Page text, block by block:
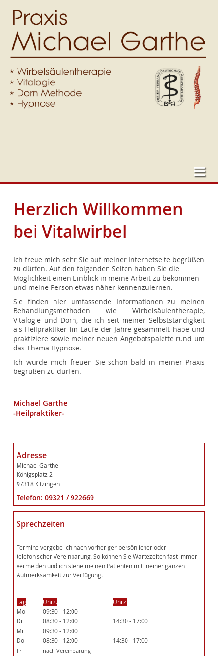
Herzlich Willkommen
bei Vitalwirbel
Ich freue mich sehr Sie auf meiner Internetseite begrüßen
zu dürfen. Auf den folgenden Seiten haben Sie die
Möglichkeit einen Einblick in meine Arbeit zu bekommen
und meine Person etwas näher kennenzulernen.
Sie finden hier umfassende Informationen zu meinen
Behandlungsmethoden wie Wirbelsäulentherapie,
Vitalogie und Dorn, die ich seit meiner Selbstständigkeit
als Heilpraktiker im Laufe der Jahre gesammelt habe und
praktiziere sowie meiner neuen Angebotspalette rund um
das Thema Hypnose.
Ich würde mich freuen Sie schon bald in meiner Praxis
begrüßen zu dürfen.
Michael Garthe
-Heilpraktiker-
Adresse
Michael Garthe
Königsplatz 2
97318 Kitzingen
Telefon: 09321 / 922669
Sprechzeiten
Termine vergebe ich nach vorheriger persönlicher oder
telefonischer Vereinbarung. So können Sie Wartezeiten fast immer
vermeiden und ich stehe meinen Patienten mit meiner ganzen
Aufmerksamkeit zur Verfügung.
Tag Uhrz.
Uhrz.
Mo
09:30 - 12:00
Di
08:30 - 12:00
14:30 - 17:00
Mi
09:30 - 12:00
Do
08:30 - 12:00
14:30 - 17:00
Fr
nach Vereinbarung